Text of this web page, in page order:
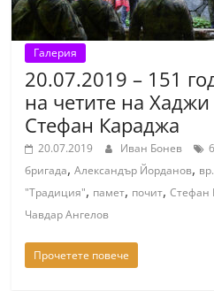
Галерия
20.07.2019 – 151
на четите на
Стефан Караджа
20.07.2019 Иван Бонев
бригада,Александър Йорданов,
"Традиция", памет, почит,Стефан
Чавдар Ангелов
Прочетете повече